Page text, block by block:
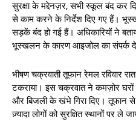
सुरक्षा के मद्देनज़र, सभी स्कूल बंद कर
से काम करने के निर्देश दिए गए हैं।
सड़कें बंद हो गई हैं। अधिकारियों ने
भूस्खलन के कारण आइजोल का संपर्क
भीषण चक्रवाती तूफान रेमल रविवार
टकराया। इस चक्रवात ने कमज़ोर
और बिजली के खंभे गिरा दिए। तूफान
ज़्यादा लोगों को सुरक्षित स्थानों पर ले